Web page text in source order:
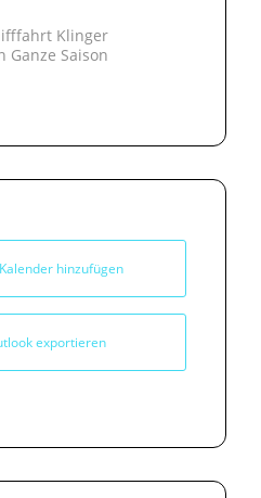
Klinger
Ganze Saison
hinzufügen
exportieren